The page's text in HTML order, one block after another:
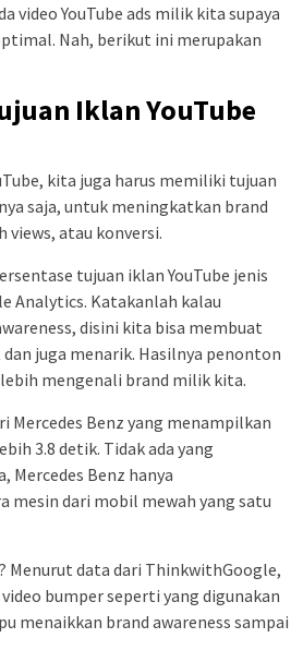
video YouTube ads milik kita supaya
Nah, berikut ini merupakan
Iklan YouTube
kita juga harus memiliki tujuan
saja, untuk meningkatkan brand
views, atau konversi.
tujuan iklan YouTube jenis
Analytics. Katakanlah kalau
disini kita bisa membuat
juga menarik. Hasilnya penonton
mengenali brand milik kita.
Mercedes Benz yang menampilkan
3.8 detik. Tidak ada yang
Mercedes Benz hanya
mesin dari mobil mewah yang satu
Menurut data dari ThinkwithGoogle,
bumper seperti yang digunakan
menaikkan brand awareness sampai